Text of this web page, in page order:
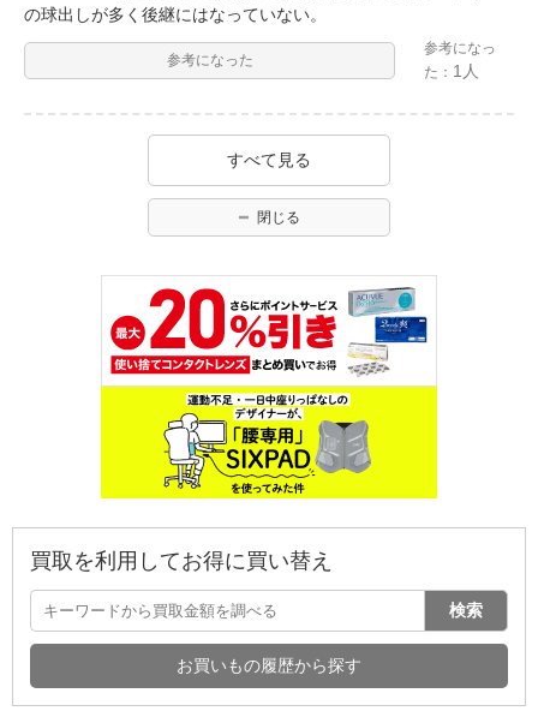
の球出しが多く後継にはなっていない。
参考になった
参考になっ
た： 1人
すべて見る
閉じる
買取を利用してお得に買い替え
検索
お買いもの履歴から探す